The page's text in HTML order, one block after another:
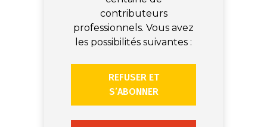
contributeurs
professionnels. Vous avez
les possibilités suivantes :
REFUSER ET
S’ABONNER